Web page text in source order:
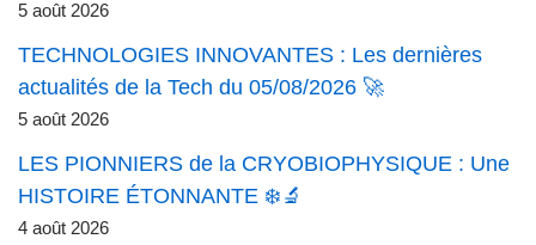
5 août 2026
TECHNOLOGIES INNOVANTES : Les dernières
actualités de la Tech du 05/08/2026 🚀
5 août 2026
LES PIONNIERS de la CRYOBIOPHYSIQUE : Une
HISTOIRE ÉTONNANTE ❄️🔬
4 août 2026